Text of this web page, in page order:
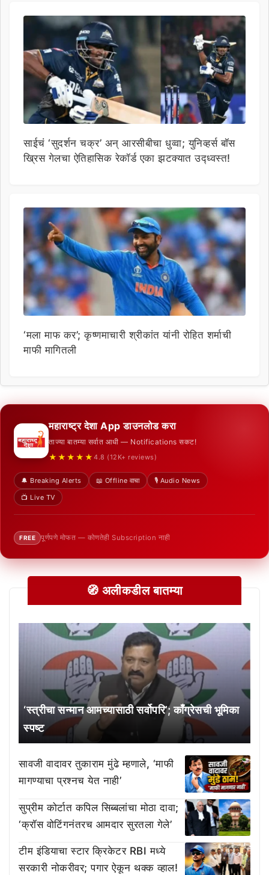
साईचं ‘सुदर्शन चक्र’ अन् आरसीबीचा धुव्वा; युनिव्हर्स बॉस
ख्रिस गेलचा ऐतिहासिक रेकॉर्ड एका झटक्यात उद्ध्वस्त!
‘मला माफ कर’; कृष्णमाचारी श्रीकांत यांनी रोहित शर्माची
माफी मागितली
महाराष्ट्र देशा App डाउनलोड करा
ताज्या बातम्या सर्वात आधी — Notifications सकट!
★★★★★ 4.8 (12K+ reviews)
🔔 Breaking Alerts 📖 Offline वाचा
🎙️ Audio News
📺 Live TV
FREE पूर्णपणे मोफत — कोणतेही Subscription नाही
🧭 अलीकडील बातम्या
‘स्त्रीचा सन्मान आमच्यासाठी सर्वोपरि’; काँग्रेसची भूमिका
स्पष्ट
सावजी वादावर तुकाराम मुंढे म्हणाले, ‘माफी
मागण्याचा प्रश्नच येत नाही’
सुप्रीम कोर्टात कपिल सिब्बलांचा मोठा दावा;
‘क्रॉस वोटिंगनंतरच आमदार सुरतला गेले’
टीम इंडियाचा स्टार क्रिकेटर RBI मध्ये
सरकारी नोकरीवर; पगार ऐकून थक्क व्हाल!